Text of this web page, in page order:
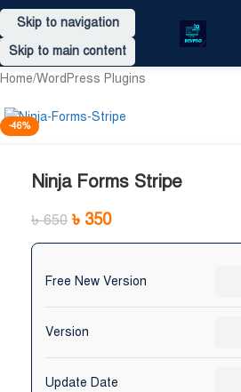
Skip to navigation
Skip to main content
Home/WordPress Plugins
-46%
Ninja Forms Stripe
৳650 ৳ 350
Free New Version
Version
Update Date